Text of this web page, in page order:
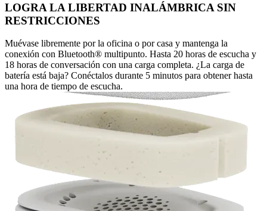
LOGRA LA LIBERTAD INALÁMBRICA SIN
RESTRICCIONES
Muévase libremente por la oficina o por casa y mantenga la
conexión con Bluetooth® multipunto. Hasta 20 horas de escucha y
18 horas de conversación con una carga completa. ¿La carga de
batería está baja? Conéctalos durante 5 minutos para obtener hasta
una hora de tiempo de escucha.